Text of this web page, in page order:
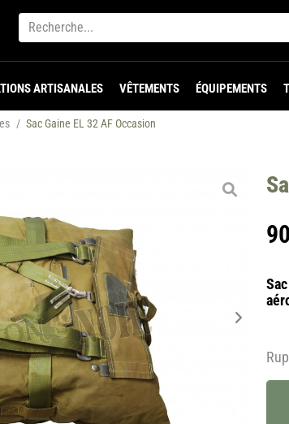
ARTISANALES VÊTEMENTS ÉQUIPEMENTS
/ Sac Gaine EL 32 AF Occasion